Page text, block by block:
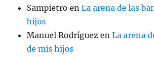
Sampietro enLa arena de las
hijos
Manuel Rodríguez enLa arena
de mis hijos